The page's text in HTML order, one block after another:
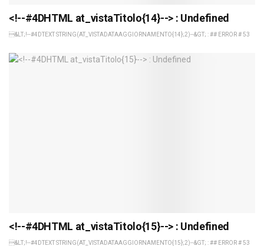
<!--#4DHTML at_vistaTitolo{14}--> : Undefined
&LT;!--#4DTEXT STRING(AT_VISTADATAAGGIORNAMENTO{14};2)--&GT; : ## ERROR # 53
<!--#4DHTML at_vistaTitolo{15}--> : Undefined
&LT;!--#4DTEXT STRING(AT_VISTADATAAGGIORNAMENTO{15};2)--&GT; : ## ERROR # 53